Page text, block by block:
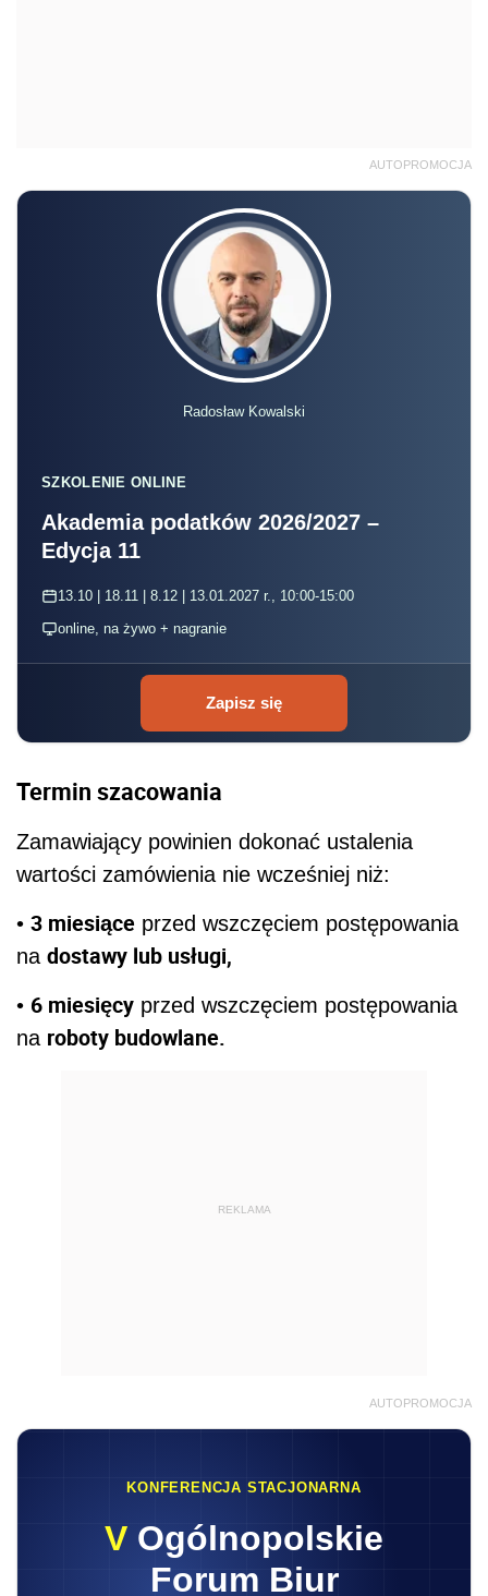
AUTOPROMOCJA
Radosław Kowalski
SZKOLENIE ONLINE
Akademia podatków 2026/2027 –
Edycja 11
13.10 | 18.11 | 8.12 | 13.01.2027 r., 10:00-15:00
online, na żywo + nagranie
Zapisz się
Termin szacowania
Zamawiający powinien dokonać ustalenia
wartości zamówienia nie wcześniej niż:
• 3 miesiące przed wszczęciem postępowania
na dostawy lub usługi,
• 6 miesięcy przed wszczęciem postępowania
na roboty budowlane.
REKLAMA
AUTOPROMOCJA
KONFERENCJA STACJONARNA
V Ogólnopolskie
Forum Biur